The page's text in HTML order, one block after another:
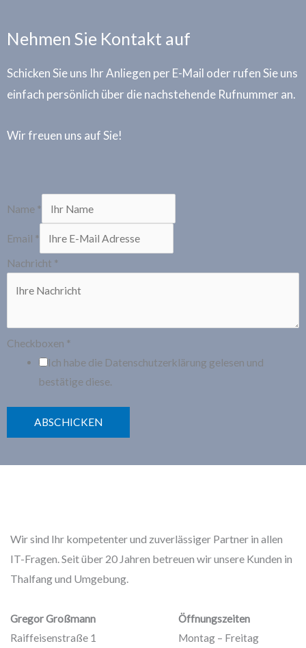
Nehmen Sie Kontakt auf
Schicken Sie uns Ihr Anliegen per E-Mail oder rufen Sie uns
einfach persönlich über die nachstehende Rufnummer an.
Wir freuen uns auf Sie!
Name *
Email *
Nachricht *
Checkboxen *
Ich habe die Datenschutzerklärung gelesen und
bestätige diese.
ABSCHICKEN
Wir sind Ihr kompetenter und zuverlässiger Partner in allen
IT-Fragen. Seit über 20 Jahren betreuen wir unsere Kunden in
Thalfang und Umgebung.
Gregor Großmann
Raiffeisenstraße 1
Öffnungszeiten
Montag – Freitag